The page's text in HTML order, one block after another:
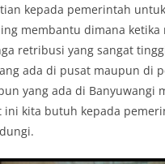
kepada pemerintah
membantu dimana
retribusi yang sangat
ada di pusat maupun di
yang ada di Banyuwangi
ini kita butuh kepada